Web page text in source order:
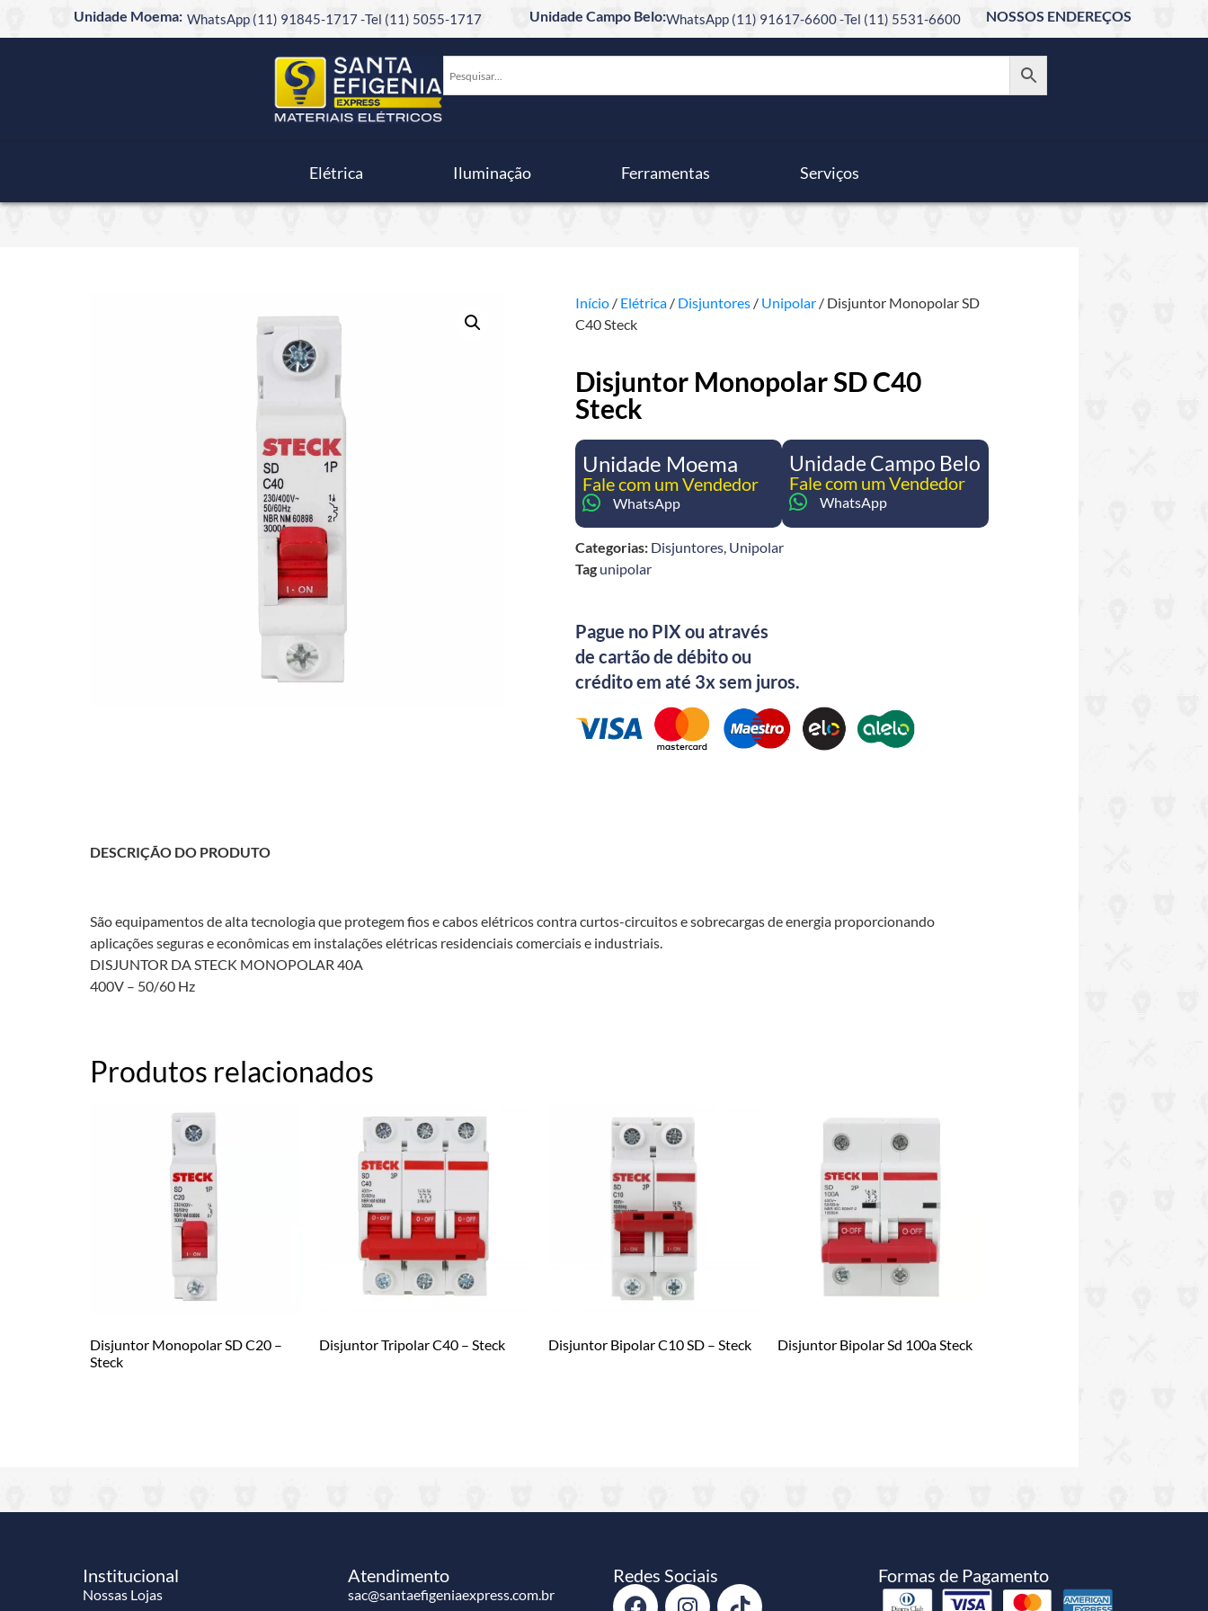
Unidade Moema: WhatsApp (11) 91845-1717 -Tel (11) 5055-1717 Unidade Campo Belo:WhatsApp (11) 91617-6600 -Tel (11) 5531-6600 NOSSOS ENDEREÇOS
Elétrica Iluminação Ferramentas Serviços
Início / Elétrica / Disjuntores / Unipolar / Disjuntor Monopolar SD
C40 Steck
Disjuntor Monopolar SD C40
Steck
Unidade Moema
Fale com um Vendedor
WhatsApp
Unidade Campo Belo
Fale com um Vendedor
WhatsApp
Categorias: Disjuntores Unipolar
Tag unipolar
Pague no PIX ou através
de cartão de débito ou
crédito em até 3x sem juros.
DESCRIÇÃO DO PRODUTO
São equipamentos de alta tecnologia que protegem fios e cabos elétricos contra curtos-circuitos e sobrecargas de energia proporcionando
aplicações seguras e econômicas em instalações elétricas residenciais comerciais e industriais.
DISJUNTOR DA STECK MONOPOLAR 40A
400V – 50/60 Hz
Produtos relacionados
Disjuntor Monopolar SD C20 –
Steck
Disjuntor Tripolar C40 – Steck Disjuntor Bipolar C10 SD – Steck Disjuntor Bipolar Sd 100a Steck
Institucional
Nossas Lojas
Atendimento
sac@santaefigeniaexpress.com.br
Redes Sociais Formas de Pagamento